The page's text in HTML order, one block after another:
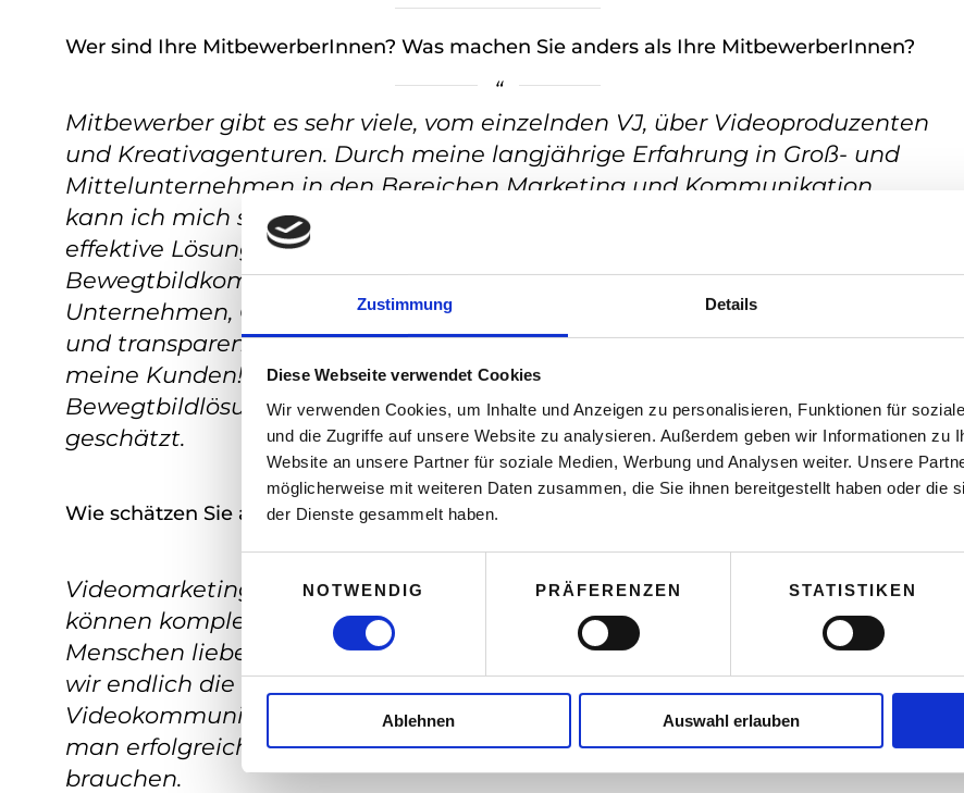
Zustimmung Details
Diese Webseite verwendet Cookies
Wir verwenden Cookies, um Inhalte und Anzeigen zu personalisieren, Funktionen für
und die Zugriffe auf unsere Website zu analysieren. Außerdem geben wir Informationen zu
Website an unsere Partner für soziale Medien, Werbung und Analysen weiter. Unsere
möglicherweise mit weiteren Daten zusammen, die Sie ihnen bereitgestellt haben oder die
der Dienste gesammelt haben.
i
n
l
i
g
NOTWENDIG PRÄFERENZEN STATISTIKEN
Ablehnen Auswahl erlauben
Wer sind Ihre MitbewerberInnen? Was machen Sie anders als Ihre MitbewerberInnen?
Mitbewerber gibt es sehr viele, vom einzelnden VJ, über Videoproduzenten
und Kreativagenturen. Durch meine langjährige Erfahrung in Groß- und
Mittelunternehmen in den Bereichen Marketing und Kommunikation
kann ich mich sehr gut in meine Kunden hineinversetzen und kann eine
effektive Lösung ihrer Probleme mittels innovativer
Bewegtbildkommunikation bieten. Die Nähe zu meinen Kunden, ob
Unternehmen, Organisationen oder auch Agenturen und die persönliche
und transparente Betreuung mit individuellen Lösungen, das lieben
meine Kunden! Außerdem werden unsere innovativen
Bewegtbildlösungen, wie interaktive Videos, Live-Streaming und WebTV
geschätzt.
Wie schätzen Sie allgemein die Lage Ihrer Branche ein?
Videomarketing ist DER Zukunftsmarkt in der Kommunikation. Mit Videos
können komplexe Inhalte leicht verständlich transportiert werden;
Menschen lieben Infotainment und Edutainment. Mittels Videos können
wir endlich die emotionalen Stories bieten, die alle Kunden lieben.
Videokommunikation ist definitiv eine Wachstumsbranche, .. und wenn
man erfolgreiche Videos braucht, wird man auch immer die ExpertInnen
brauchen.